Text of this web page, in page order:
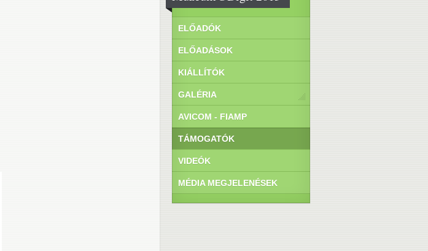
ELŐADÓK
ELŐADÁSOK
KIÁLLÍTÓK
GALÉRIA
AVICOM - FIAMP
TÁMOGATÓK
VIDEÓK
MÉDIA MEGJELENÉSEK